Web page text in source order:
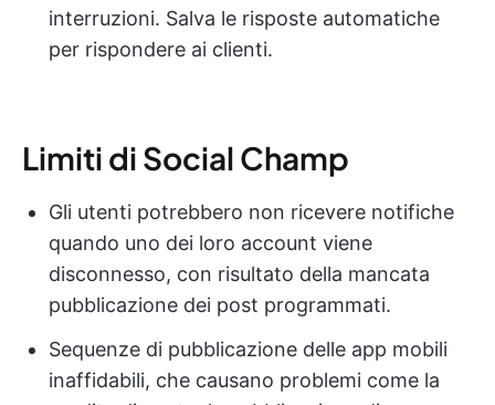
interruzioni. Salva le risposte automatiche
per rispondere ai clienti.
Limiti di Social Champ
Gli utenti potrebbero non ricevere notifiche
quando uno dei loro account viene
disconnesso, con risultato della mancata
pubblicazione dei post programmati.
Sequenze di pubblicazione delle app mobili
inaffidabili, che causano problemi come la